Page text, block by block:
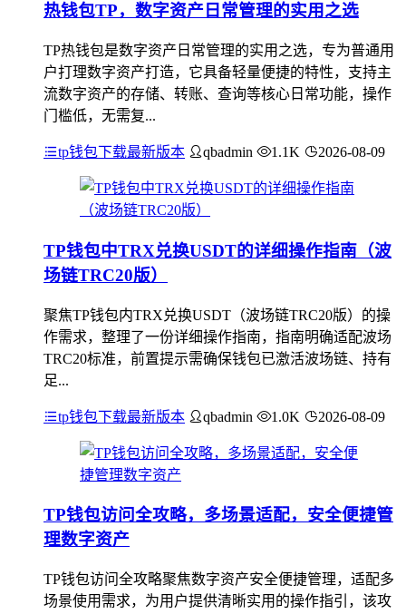
热钱包TP，数字资产日常管理的实用之选
TP热钱包是数字资产日常管理的实用之选，专为普通用
户打理数字资产打造，它具备轻量便捷的特性，支持主
流数字资产的存储、转账、查询等核心日常功能，操作
门槛低，无需复...
tp钱包下载最新版本 qbadmin 1.1K 2026-08-09
TP钱包中TRX兑换USDT的详细操作指南（波
场链TRC20版）
聚焦TP钱包内TRX兑换USDT（波场链TRC20版）的操
作需求，整理了一份详细操作指南，指南明确适配波场
TRC20标准，前置提示需确保钱包已激活波场链、持有
足...
tp钱包下载最新版本 qbadmin 1.0K 2026-08-09
TP钱包访问全攻略，多场景适配，安全便捷管
理数字资产
TP钱包访问全攻略聚焦数字资产安全便捷管理，适配多
场景使用需求，为用户提供清晰实用的操作指引，该攻